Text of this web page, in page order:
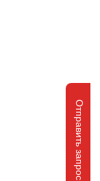
Отправить запрос